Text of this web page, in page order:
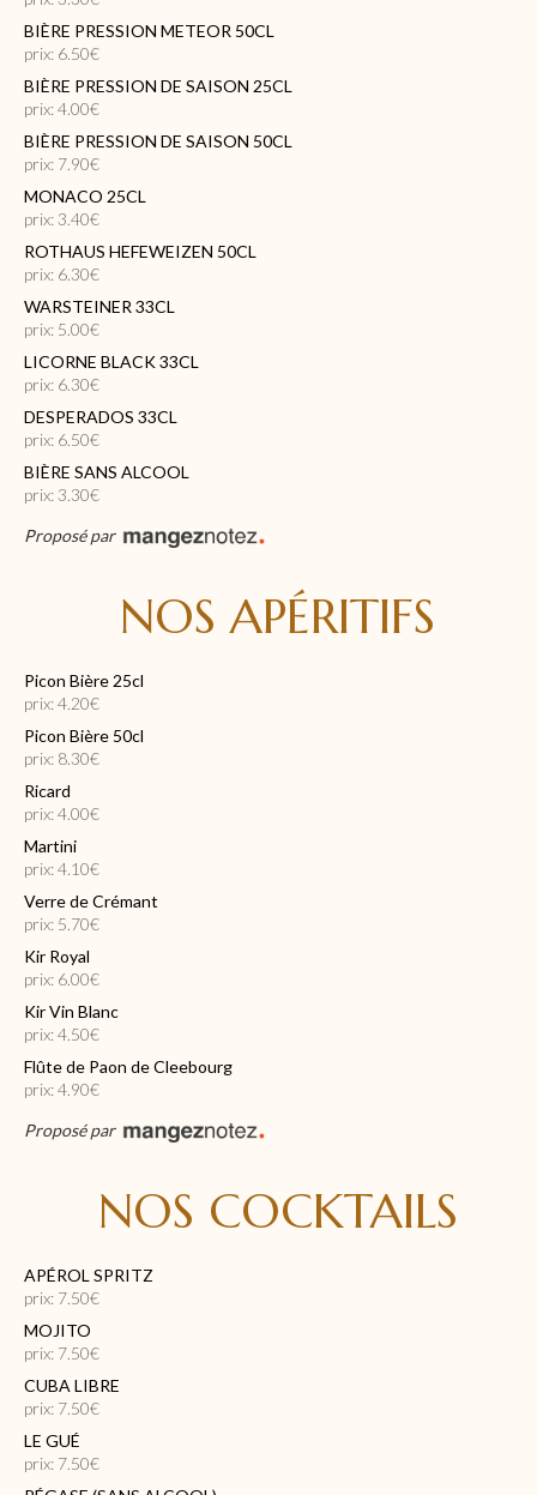
BIÈRE PRESSION METEOR 50CL
prix: 6.50€
BIÈRE PRESSION DE SAISON 25CL
prix: 4.00€
BIÈRE PRESSION DE SAISON 50CL
prix: 7.90€
MONACO 25CL
prix: 3.40€
ROTHAUS HEFEWEIZEN 50CL
prix: 6.30€
WARSTEINER 33CL
prix: 5.00€
LICORNE BLACK 33CL
prix: 6.30€
DESPERADOS 33CL
prix: 6.50€
BIÈRE SANS ALCOOL
prix: 3.30€
Proposé par
NOS APÉRITIFS
Picon Bière 25cl
prix: 4.20€
Picon Bière 50cl
prix: 8.30€
Ricard
prix: 4.00€
Martini
prix: 4.10€
Verre de Crémant
prix: 5.70€
Kir Royal
prix: 6.00€
Kir Vin Blanc
prix: 4.50€
Flûte de Paon de Cleebourg
prix: 4.90€
Proposé par
NOS COCKTAILS
APÉROL SPRITZ
prix: 7.50€
MOJITO
prix: 7.50€
CUBA LIBRE
prix: 7.50€
LE GUÉ
prix: 7.50€